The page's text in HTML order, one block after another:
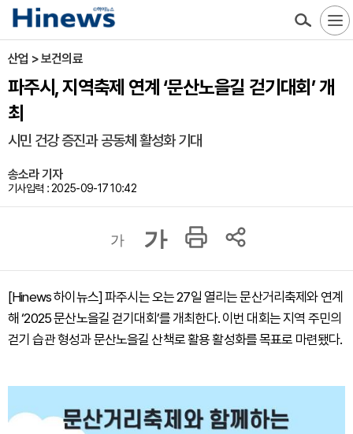
산업 > 보건의료
파주시, 지역축제 연계 ‘문산노을길 걷기대회’ 개
최
시민 건강 증진과 공동체 활성화 기대
송소라 기자
기사입력 : 2025-09-17 10:42
가 가
[Hinews 하이뉴스] 파주시는 오는 27일 열리는 문산거리축제와 연계
해 ‘2025 문산노을길 걷기대회’를 개최한다. 이번 대회는 지역 주민의
걷기 습관 형성과 문산노을길 산책로 활용 활성화를 목표로 마련됐다.